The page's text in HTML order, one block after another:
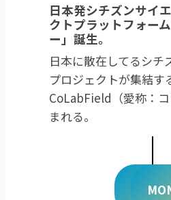
日本発シチズンサイ
クトプラットフォー
ー」誕生。
日本に散在してるシチ
プロジェクトが集結す
CoLabField（愛称：
まれる。